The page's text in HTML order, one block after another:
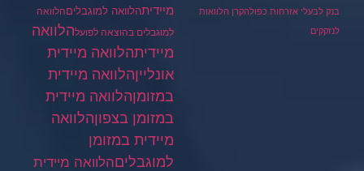
בנק לבעלי אזרחות כפולהקרן הלוואות
לנזקקים
מיידיתהלוואה למוגבליםהלוואה
למוגבלים בהוצאה לפועלהלוואה
מיידיתהלוואה מיידית
אונלייןהלוואה מיידית
במזומןהלוואה מיידית
במזומן בצפוןהלוואה
מיידית במזומן
למוגבליםהלוואה מיידית